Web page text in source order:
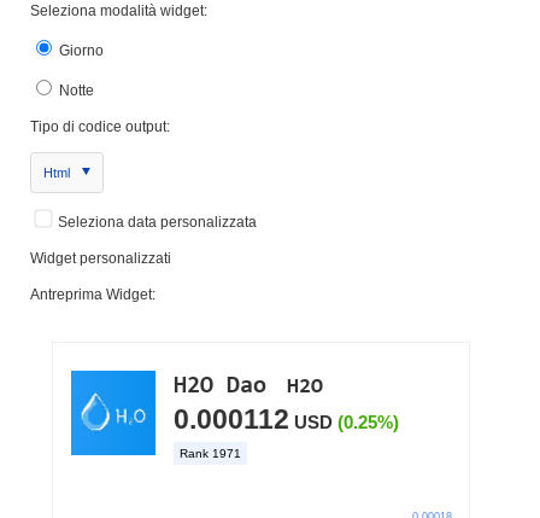
Seleziona modalità widget:
Giorno
Notte
Tipo di codice output:
Html
Seleziona data personalizzata
Widget personalizzati
Antreprima Widget: